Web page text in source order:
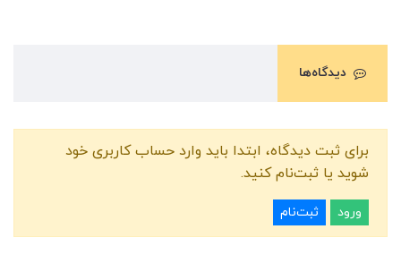
دیدگاه‌ها
برای ثبت دیدگاه، ابتدا باید وارد حساب کاربری خود
شوید یا ثبت‌نام کنید.
ورود ثبت‌نام